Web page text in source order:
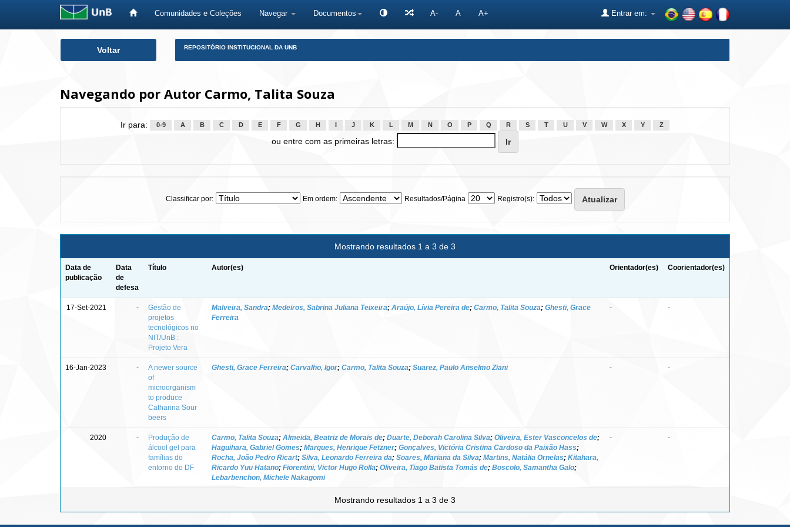
Comunidades e Coleções Navegar Documentos A- A A+ Entrar em:
Voltar REPOSITÓRIO INSTITUCIONAL DA UNB
Navegando por Autor Carmo, Talita Souza
Ir para: 0-9 A B C D E F G H J K L M N O P Q R S T U V W X Y Z
ou entre com as primeiras letras:
Classificar por: Em ordem: Resultados/Página Registro(s):
Mostrando resultados 1 a 3 de 3
Data de
publicação
Data
de
defesa
Título Autor(es) Orientador(es) Coorientador(es)
17-Set-2021 -
Gestão de
projetos
tecnológicos no
NIT/UnB :
Projeto Vera
Malveira, Sandra; Medeiros, Sabrina Juliana Teixeira; Araújo, Lívia Pereira de; Carmo, Talita Souza; Ghesti, Grace
Ferreira
- -
16-Jan-2023 -
A newer source
of
microorganism
to produce
Catharina Sour
beers
Ghesti, Grace Ferreira; Carvalho, Igor; Carmo, Talita Souza; Suarez, Paulo Anselmo Ziani - -
2020 -
Produção de
álcool gel para
famílias do
entorno do DF
Carmo, Talita Souza; Almeida, Beatriz de Morais de; Duarte, Deborah Carolina Silva; Oliveira, Ester Vasconcelos de;
Haguihara, Gabriel Gomes; Marques, Henrique Fetzner; Gonçalves, Victória Cristina Cardoso da Paixão Hass;
Rocha, João Pedro Ricart; Silva, Leonardo Ferreira da; Soares, Mariana da Silva; Martins, Natália Ornelas; Kitahara,
Ricardo Yuu Hatano; Fiorentini, Victor Hugo Rolla; Oliveira, Tiago Batista Tomás de; Boscolo, Samantha Galo;
Lebarbenchon, Michele Nakagomi
- -
Mostrando resultados 1 a 3 de 3